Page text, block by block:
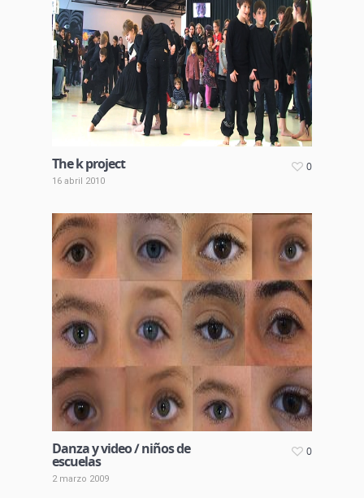
The k project
16 abril 2010
0
Danza y video / niños de
escuelas
2 marzo 2009
0